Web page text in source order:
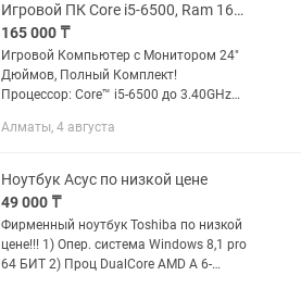
Игровой ПК Core i5-6500, Ram 16Gb, ssd 256gb, hdd 500gb, GTX1050Ti 4Gb.
165 000 ₸
Игровой Компьютер с Монитором 24"
Дюймов, Полный Комплект!
Процессор: Core™ i5-6500 до 3.40GHz
H110M-DVR Оперативная память:
Алматы, 4 августа
Ноутбук Асус по низкой цене
49 000 ₸
Фирменный ноутбук Toshiba по низкой
цене!!! 1) Опер. система Windows 8,1 pro
64 БИТ 2) Проц DualCore AMD A 6-